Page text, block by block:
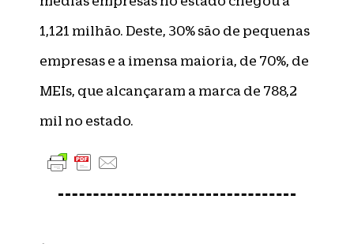
1,121 milhão. Deste, 30% são de pequenas
empresas e a imensa maioria, de 70%, de
MEIs, que alcançaram a marca de 788,2
mil no estado.